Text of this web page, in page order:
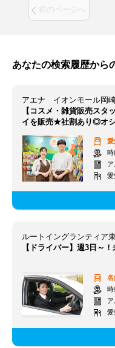
前のページへ
あなたの検索履歴から
アエナ イオンモール岡
【コスメ・雑貨販売スタ
イを販売★社割あり◎オ
愛
時
愛
ルートイングランティア
【ドライバー】週3日～！
名
時
愛